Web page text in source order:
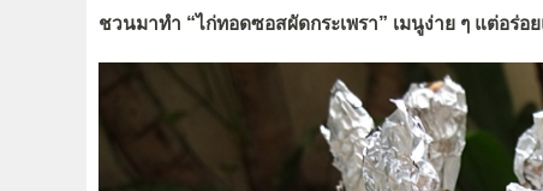
ชวนมาทำ “ไก่ทอดซอสผัดกระเพรา” เมนูง่าย ๆ แต่อร่อ